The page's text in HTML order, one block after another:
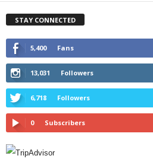
STAY CONNECTED
5,400 Fans
13,031 Followers
6,718 Followers
0 Subscribers